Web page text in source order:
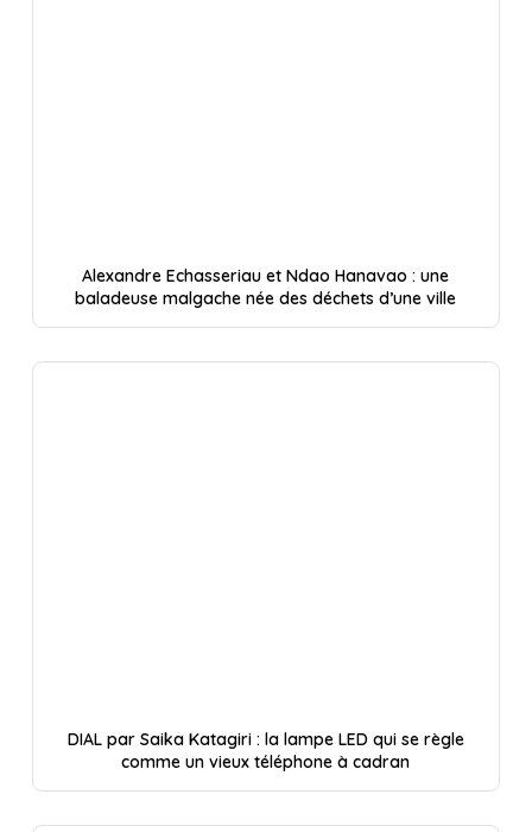
Alexandre Echasseriau et Ndao Hanavao : une
baladeuse malgache née des déchets d’une ville
DIAL par Saika Katagiri : la lampe LED qui se règle
comme un vieux téléphone à cadran